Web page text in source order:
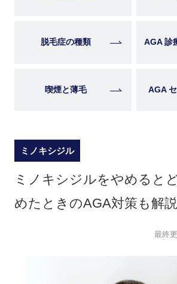
脱毛症の種類 AGA 診
喫煙と薄毛 AGA
ミノキシジル
ミノキシジルをやめると
めたときのAGA対策も解説
最終